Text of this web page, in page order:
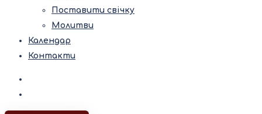
Поставити свічку
Молитви
Календар
Контакти